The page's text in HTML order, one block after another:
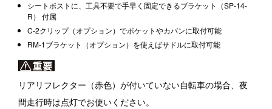
シートポストに、工具不要で手早く固定できるブラケット（SP-14-
R） 付属
C-2クリップ（オプション）でポケットやカバンに取付可能
RM-1ブラケット（オプション）を使えばサドルに取付可能
リアリフレクター（赤色）が付いていない自転車の場合、夜
間走行時は点灯でお使いください。